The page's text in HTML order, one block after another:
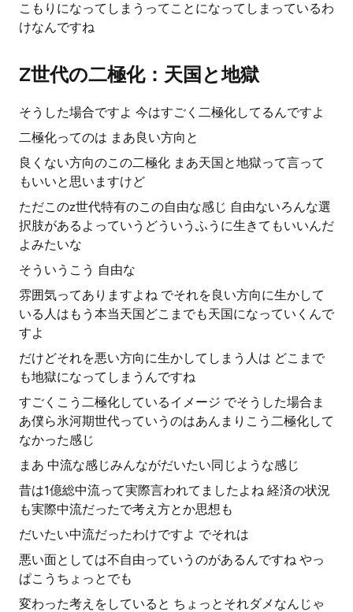
こもりになってしまうってことになってしまっているわ
けなんですね
Z世代の二極化：天国と地獄
そうした場合ですよ 今はすごく二極化してるんですよ
二極化ってのは まあ良い方向と
良くない方向のこの二極化 まあ天国と地獄って言って
もいいと思いますけど
ただこのz世代特有のこの自由な感じ 自由ないろんな選
択肢があるよっていうどういうふうに生きてもいいんだ
よみたいな
そういうこう 自由な
雰囲気ってありますよね でそれを良い方向に生かして
いる人はもう本当天国どこまでも天国になっていくんで
すよ
だけどそれを悪い方向に生かしてしまう人は どこまで
も地獄になってしまうんですね
すごくこう二極化しているイメージ でそうした場合ま
あ僕ら氷河期世代っていうのはあんまりこう二極化して
なかった感じ
まあ 中流な感じみんながだいたい同じような感じ
昔は1億総中流って実際言われてましたよね 経済の状況
も実際中流だったで考え方とか思想も
だいたい中流だったわけですよ でそれは
悪い面としては不自由っていうのがあるんですね やっ
ぱこうちょっとでも
変わった考えをしていると ちょっとそれダメなんじゃ